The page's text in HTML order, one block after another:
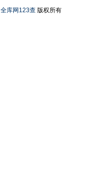
全库网123查版权所有